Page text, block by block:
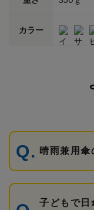
カラー
晴雨兼用傘
子どもで日